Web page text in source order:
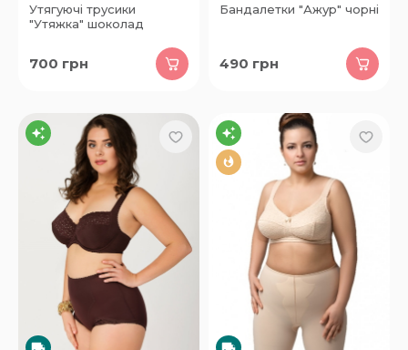
Утягуючі трусики
"Утяжка" шоколад
700 грн
Бандалетки "Ажур" чорні
490 грн